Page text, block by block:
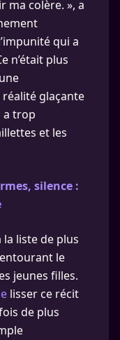
ma colère. », a
qui a
n’était plus
glaçante
a trop
et les
silence :
la liste de plus
le
jeunes filles.
lisser ce récit
de plus